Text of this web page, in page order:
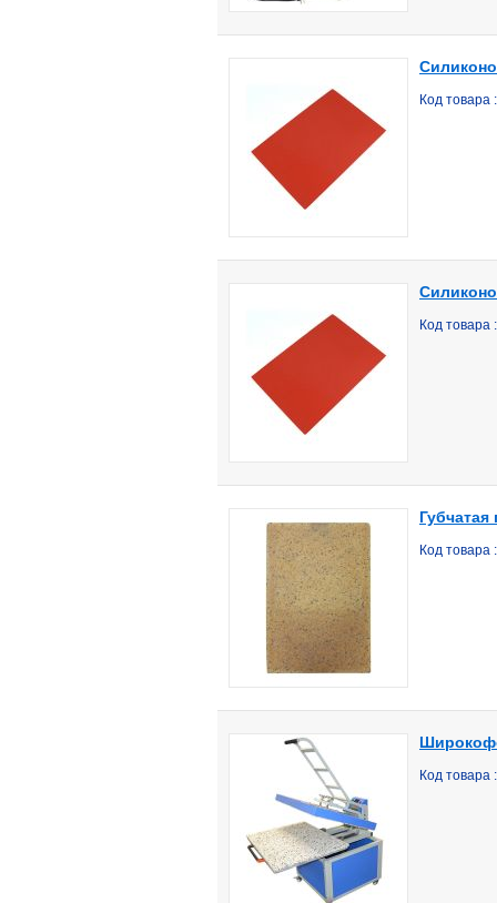
Код товара
Код товара
Код товара
Код товара